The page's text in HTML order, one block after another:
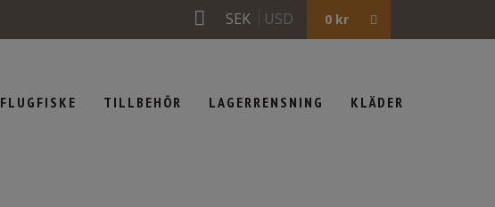
0 kr
SEK USD
FLUGFISKE TILLBEHÖR LAGERRENSNING KLÄDER